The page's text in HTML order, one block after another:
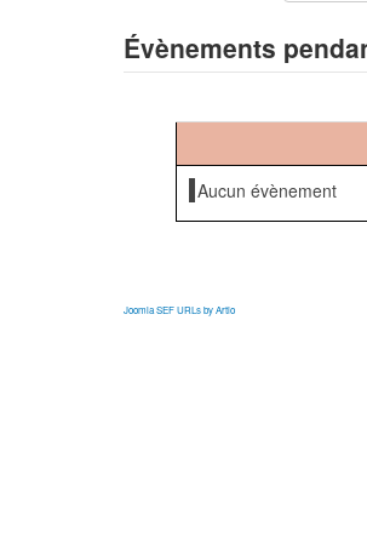
Évènements
Aucun évènement
Joomla SEF URLs by Artio